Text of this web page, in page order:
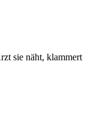
sie näht, klammert